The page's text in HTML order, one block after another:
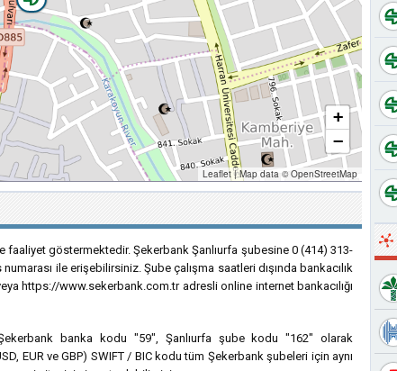
+
−
Leaflet |Map data ©OpenStreetMap
faaliyet göstermektedir. Şekerbank Şanlıurfa şubesine 0 (414) 313-
ile erişebilirsiniz. Şube çalışma saatleri dışında bankacılık
https://www.sekerbank.com.tr adresli online internet bankacılığı
banka kodu "59", Şanlıurfa şube kodu "162" olarak
EUR ve GBP) SWIFT / BIC kodu tüm Şekerbank şubeleri için aynı